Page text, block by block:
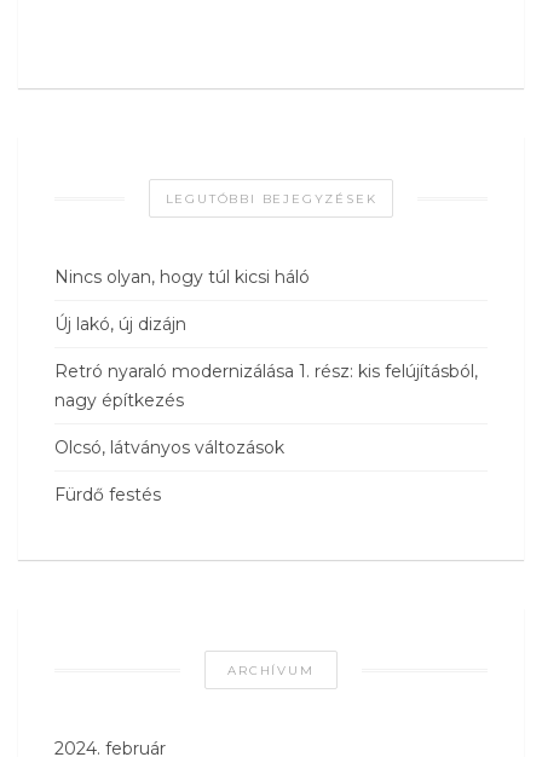
LEGUTÓBBI BEJEGYZÉSEK
Nincs olyan, hogy túl kicsi háló
Új lakó, új dizájn
Retró nyaraló modernizálása 1. rész: kis felújításból,
nagy építkezés
Olcsó, látványos változások
Fürdő festés
ARCHÍVUM
2024. február